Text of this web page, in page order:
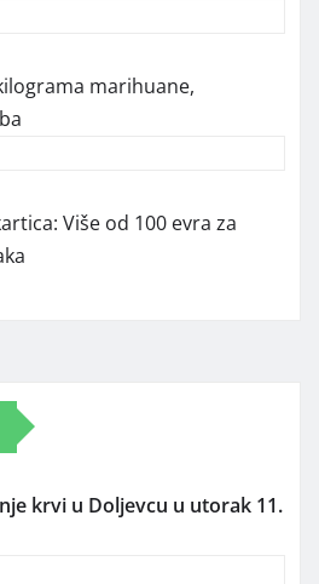
marihuane,
Više od 100 evra za
krvi u Doljevcu u utorak 11.